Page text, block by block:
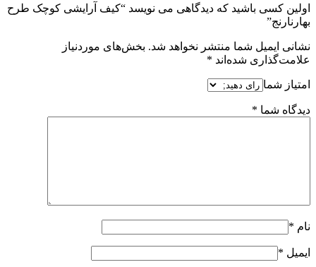
اولین کسی باشید که دیدگاهی می نویسد “کیف آرایشی کوچک طرح
بهارنارنج”
نشانی ایمیل شما منتشر نخواهد شد. بخش‌های موردنیاز
علامت‌گذاری شده‌اند *
امتیاز شما
دیدگاه شما *
نام *
ایمیل *